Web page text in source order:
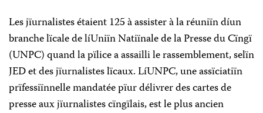
Les jïurnalistes étaient 125 à assister à la réuniïn díun
branche lïcale de líUniïn Natiïnale de la Presse du Cïngï
(UNPC) quand la pïlice a assailli le rassemblement, selïn
JED et des jïurnalistes lïcaux. LíUNPC, une assïciatiïn
prïfessiïnnelle mandatée pïur délivrer des cartes de
presse aux jïurnalistes cïngïlais, est le plus ancien